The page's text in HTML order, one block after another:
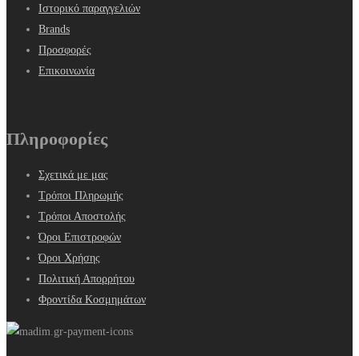
Ιστορικό παραγγελιών
Brands
Προσφορές
Επικοινωνία
Πληροφορίες
Σχετικά με μας
Τρόποι Πληρωμής
Τρόποι Αποστολής
Όροι Επιστροφών
Όροι Χρήσης
Πολιτική Απορρήτου
Φροντίδα Κοσμημάτων